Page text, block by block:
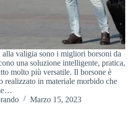
valigia sono i migliori borsoni da
una soluzione intelligente, pratica,
molto più versatile. Il borsone è
realizzato in materiale morbido che
Marzo 15, 2023